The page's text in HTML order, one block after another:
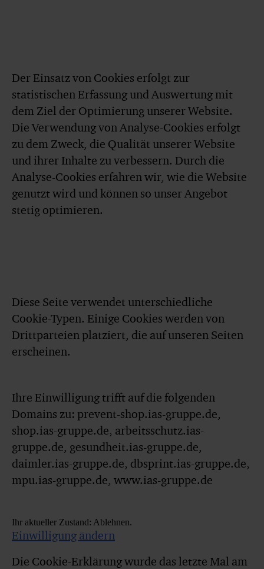
Der Einsatz von Cookies erfolgt zur
statistischen Erfassung und Auswertung mit
dem Ziel der Optimierung unserer Website.
Die Verwendung von Analyse-Cookies erfolgt
zu dem Zweck, die Qualität unserer Website
und ihrer Inhalte zu verbessern. Durch die
Analyse-Cookies erfahren wir, wie die Website
genutzt wird und können so unser Angebot
stetig optimieren.
Diese Seite verwendet unterschiedliche
Cookie-Typen. Einige Cookies werden von
Drittparteien platziert, die auf unseren Seiten
erscheinen.
Ihre Einwilligung trifft auf die folgenden
Domains zu: prevent-shop.ias-gruppe.de,
shop.ias-gruppe.de, arbeitsschutz.ias-
gruppe.de, gesundheit.ias-gruppe.de,
daimler.ias-gruppe.de, dbsprint.ias-gruppe.de,
mpu.ias-gruppe.de, www.ias-gruppe.de
Ihr aktueller Zustand: Ablehnen.
Einwilligung ändern
Die Cookie-Erklärung wurde das letzte Mal am